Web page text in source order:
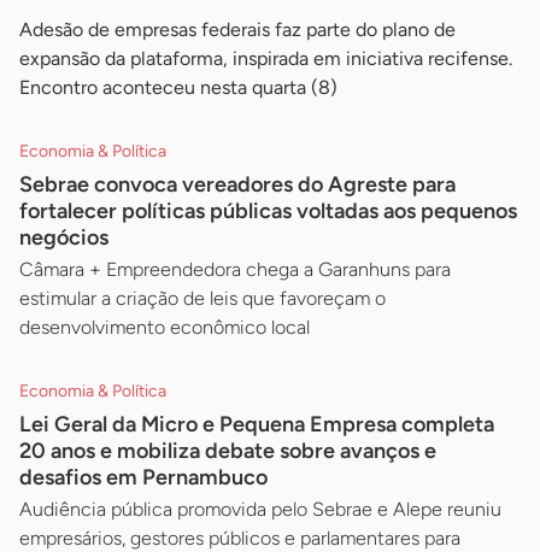
Adesão de empresas federais faz parte do plano de
expansão da plataforma, inspirada em iniciativa recifense.
Encontro aconteceu nesta quarta (8)
Economia & Política
Sebrae convoca vereadores do Agreste para
fortalecer políticas públicas voltadas aos pequenos
negócios
Câmara + Empreendedora chega a Garanhuns para
estimular a criação de leis que favoreçam o
desenvolvimento econômico local
Economia & Política
Lei Geral da Micro e Pequena Empresa completa
20 anos e mobiliza debate sobre avanços e
desafios em Pernambuco
Audiência pública promovida pelo Sebrae e Alepe reuniu
empresários, gestores públicos e parlamentares para